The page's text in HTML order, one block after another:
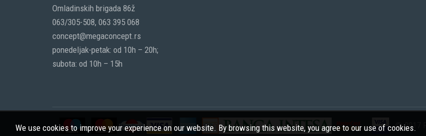
Omladinskih brigada 86ž
063/305-508, 063 395 068
concept@megaconcept.rs
ponedeljak-petak: od 10h – 20h;
subota: od 10h – 15h
© 2017
We use cookies to improve your experience on our website. By browsing this website, you agree to our use of cookies.